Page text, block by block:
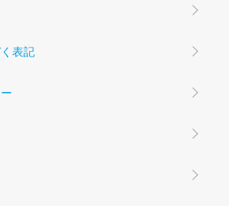
表記